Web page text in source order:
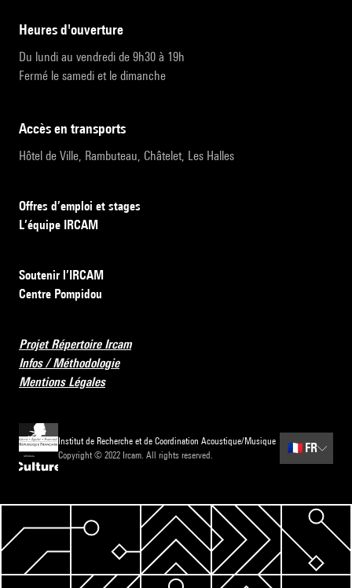
heures d'ouverture
Du lundi au vendredi de 9h30 à 19h
Fermé le samedi et le dimanche
accès en transports
Hôtel de Ville, Rambuteau, Châtelet, Les Halles
Offres d’emploi et stages
L’équipe IRCAM
Soutenir l’IRCAM
Centre Pompidou
Projet Répertoire Ircam
Infos / Méthodologie
Mentions Légales
Institut de Recherche et de Coordination Acoustique/Musique
Copyright © 2022 Ircam. All rights reserved.
🇫🇷 FR